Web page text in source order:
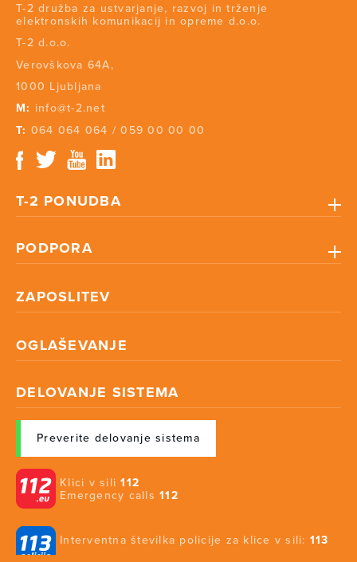
T-2 družba za ustvarjanje, razvoj in trženje
elektronskih komunikacij in opreme d.o.o.
T-2 d.o.o.
Verovškova 64A,
1000 Ljubljana
M: info@t-2.net
T: 064 064 064 /059 00 00 00
T-2 PONUDBA
PODPORA
ZAPOSLITEV
OGLAŠEVANJE
DELOVANJE SISTEMA
Preverite delovanje sistema
Klici v sili112
Emergency calls 112
Interventna številka policije za klice v sili: 113